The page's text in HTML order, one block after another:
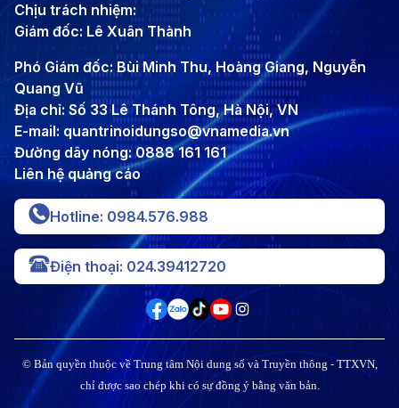
Chịu trách nhiệm:
Giám đốc: Lê Xuân Thành
Phó Giám đốc: Bùi Minh Thu, Hoàng Giang, Nguyễn
Quang Vũ
Địa chỉ: Số 33 Lê Thánh Tông, Hà Nội, VN
E-mail: quantrinoidungso@vnamedia.vn
Đường dây nóng: 0888 161 161
Liên hệ quảng cáo
Hotline: 0984.576.988
Điện thoại: 024.39412720
© Bản quyền thuộc về Trung tâm Nội dung số và Truyền thông - TTXVN,
chỉ được sao chép khi có sự đồng ý bằng văn bản.